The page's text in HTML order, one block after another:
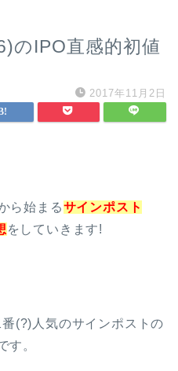
のIPO直感的初値
2017年11月2日
ら始まるサインポスト
をしていきます!
(?)人気のサインポストの
す。